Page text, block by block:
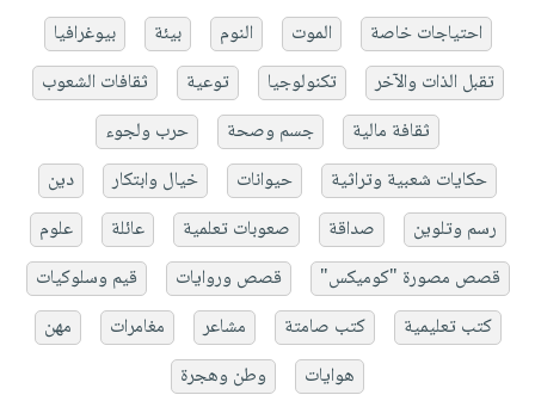
احتياجات خاصة الموت النوم بيئة
بيوغرافيا
تقبل الذات والآخر
تكنولوجيا توعية
ثقافات الشعوب
ثقافة مالية
جسم وصحة
حرب ولجوء
حكايات شعبية وتراثية
حيوانات خيال وابتكار
دين
رسم وتلوين
صداقة صعوبات تعلمية عائلة
علوم
قصص مصورة "كوميكس"
قصص وروايات
قيم وسلوكيات
كتب تعليمية
كتب صامتة مشاعر مغامرات
مهن
هوايات
وطن وهجرة